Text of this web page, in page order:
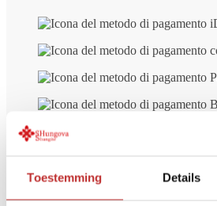
Toestemming Details